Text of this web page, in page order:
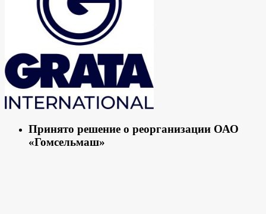
Принято решение о реорганизации ОАО
«Гомсельмаш»